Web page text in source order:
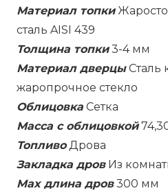
Материал топки
сталь AISI 439
Толщина топки3-4 мм
Материал дверцыСталь
жаропрочное стекло
Облицовка Сетка
Масса с облицовкой
ТопливоДрова
Закладка дровИз
Max длина дров300 мм